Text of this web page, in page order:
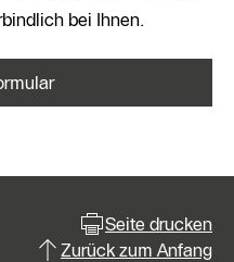
bei Ihnen.
Seite drucken
Zurück zum Anfang